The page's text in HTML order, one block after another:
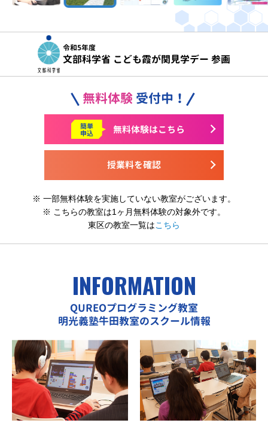
令和5年度
文部科学省 こども霞が関見学デー 参画
無料体験 受付中！
授業料を確認
簡単
申込 無料体験はこちら
※ 一部無料体験を実施していない教室がございます。
※ こちらの教室は1ヶ月無料体験の対象外です。
東区の教室一覧はこちら
INFORMATION
QUREOプログラミング教室
明光義塾牛田教室のスクール情報